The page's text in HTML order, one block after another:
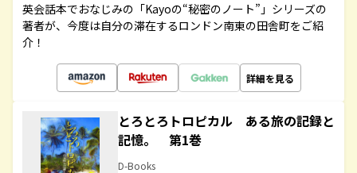
英会話本でおなじみの「Kayoの“秘密のノート”」シリーズの
著者が、今度は自分の滞在するロンドン南東の田舎町をご紹
介！
詳細を見る
とろとろトロピカル ある旅の記録と
記憶。 第1巻
D-Books